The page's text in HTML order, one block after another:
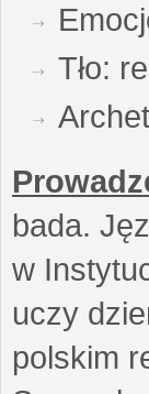
Tło:
bada.
w
uczy
polskim